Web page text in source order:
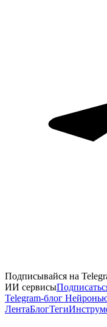
Подписывайся на
ИИ сервисы
Telegram-блог
ЛентаБлогТеги